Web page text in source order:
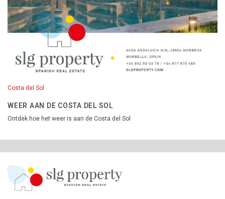
Costa del Sol
WEER AAN DE COSTA DEL SOL
Ontdek hoe het weer is aan de Costa del Sol